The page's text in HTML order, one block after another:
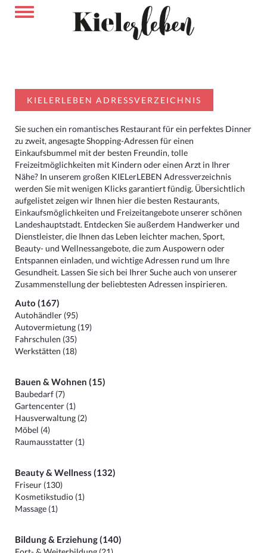
KIELERLEBEN ADRESSVERZEICHNIS
Sie suchen ein romantisches Restaurant für ein perfektes Dinner
zu zweit, angesagte Shopping-Adressen für einen
Einkaufsbummel mit der besten Freundin, tolle
Freizeitmöglichkeiten mit Kindern oder einen Arzt in Ihrer
Nähe? In unserem großen KIELerLEBEN Adressverzeichnis
werden Sie mit wenigen Klicks garantiert fündig. Übersichtlich
aufgelistet zeigen wir Ihnen hier die besten Restaurants,
Einkaufsmöglichkeiten und Freizeitangebote unserer schönen
Landeshauptstadt. Entdecken Sie außerdem Handwerker und
Dienstleister, die Ihnen das Leben leichter machen, Sport,
Beauty- und Wellnessangebote, die zum Auspowern oder
Entspannen einladen, und wichtige Adressen rund um Ihre
Gesundheit. Lassen Sie sich bei Ihrer Suche auch von unserer
Zusammenstellung der beliebtesten Adressen inspirieren.
Auto (167)
Autohändler (95)
Autovermietung (19)
Fahrschulen (35)
Werkstätten (18)
Bauen & Wohnen (15)
Baubedarf (7)
Gartencenter (1)
Hausverwaltung (2)
Möbel (4)
Raumausstatter (1)
Beauty & Wellness (132)
Friseur (130)
Kosmetikstudio (1)
Massage (1)
Bildung & Erziehung (140)